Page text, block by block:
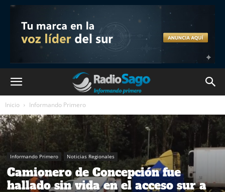
Inicio Informando Primero
Informando Primero Noticias Regionales
Camionero de Concepción fue
hallado sin vida en el acceso sur a